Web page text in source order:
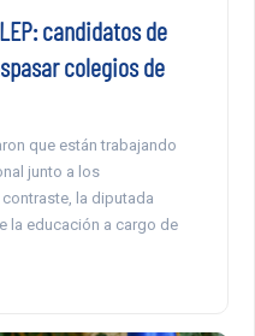
candidatos de
colegios de
que están trabajando
junto a los
la diputada
la educación a cargo de